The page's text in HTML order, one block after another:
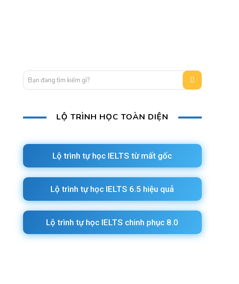
Bạn đang tìm kiếm gì?
LỘ TRÌNH HỌC TOÀN DIỆN
Lộ trình tự học IELTS từ mất gốc
Lộ trình tự học IELTS 6.5 hiệu quả
Lộ trình tự học IELTS chinh phục 8.0